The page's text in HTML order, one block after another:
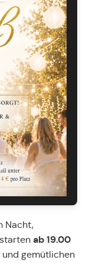
Nacht,
ab 19.00
und gemütlichen